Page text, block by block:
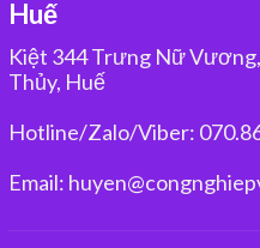
Huế
Kiệt 344 Trưng Nữ
Thủy, Huế
Hotline/Zalo/Viber:
Email: